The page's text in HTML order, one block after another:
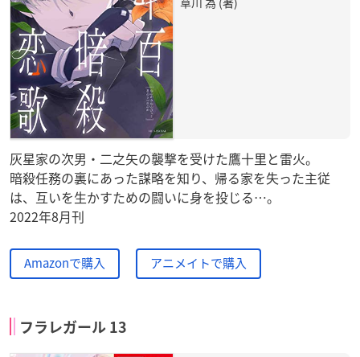
灰星家の次男・二之矢の襲撃を受けた鷹十里と雷火。
暗殺任務の裏にあった謀略を知り、帰る家を失った主従
は、互いを生かすための闘いに身を投じる…。
2022年8月刊
Amazonで購入 アニメイトで購入
フラレガール 13